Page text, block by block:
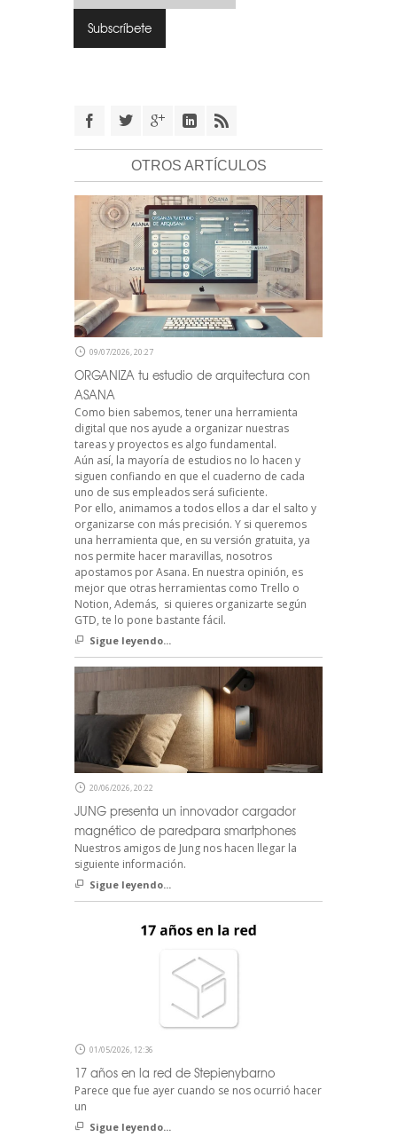
OTROS ARTÍCULOS
09/07/2026, 20:27
ORGANIZA tu estudio de arquitectura con
ASANA
Como bien sabemos, tener una herramienta
digital que nos ayude a organizar nuestras
tareas y proyectos es algo fundamental.
Aún así, la mayoría de estudios no lo hacen y
siguen confiando en que el cuaderno de cada
uno de sus empleados será suficiente.
Por ello, animamos a todos ellos a dar el salto y
organizarse con más precisión. Y si queremos
una herramienta que, en su versión gratuita, ya
nos permite hacer maravillas, nosotros
apostamos por Asana. En nuestra opinión, es
mejor que otras herramientas como Trello o
Notion, Además, si quieres organizarte según
GTD, te lo pone bastante fácil.
Sigue leyendo...
20/06/2026, 20:22
JUNG presenta un innovador cargador
magnético de paredpara smartphones
Nuestros amigos de Jung nos hacen llegar la
siguiente información.
Sigue leyendo...
01/05/2026, 12:36
17 años en la red de Stepienybarno
Parece que fue ayer cuando se nos ocurrió hacer
un
Sigue leyendo...